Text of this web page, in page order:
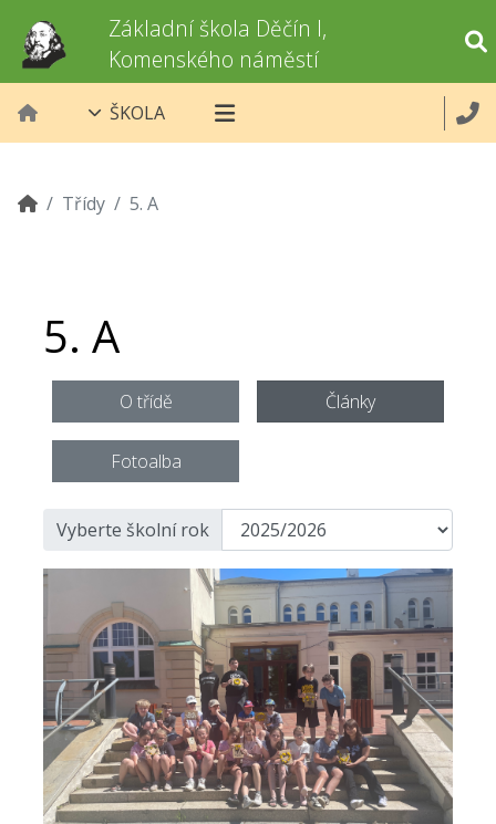
Základní škola Děčín I,
Komenského náměstí
ŠKOLA
Třídy 5. A
5. A
O třídě Články
Fotoalba
Vyberte školní rok